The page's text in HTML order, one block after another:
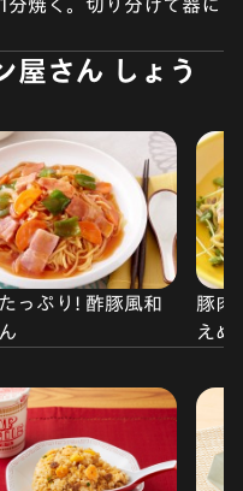
分焼く。切り分けて器に
屋さん しょう
っぷり! 酢豚風和
豚肉
えめ